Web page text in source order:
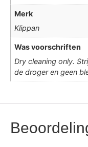
Merk
Klippan
Was voorschriften
Dry cleaning only.
de droger en geen